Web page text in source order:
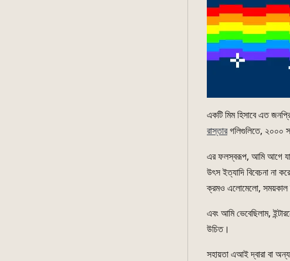
একটি মিম হিসাবে এত
রাস্তারগলিগুলিতে, ২০০০
এর ফলস্বরূপ, আমি আগে যা
উৎস ইত্যাদি বিবেচনা না
ক্রমও এলোমেলো, সময়কাল
এবং আমি ভেবেছিলাম,
উচিত।
সহায়তা এআই দ্বারা বা